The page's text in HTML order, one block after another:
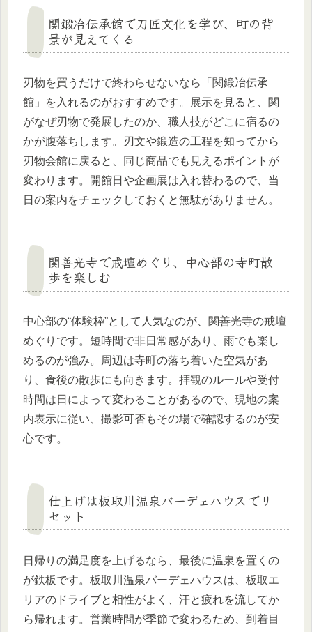
関鍛冶伝承館で刀匠文化を学び、町の背
景が見えてくる
刃物を買うだけで終わらせないなら「関鍛冶伝承
館」を入れるのがおすすめです。展示を見ると、関
がなぜ刃物で発展したのか、職人技がどこに宿るの
かが腹落ちします。刃文や鍛造の工程を知ってから
刃物会館に戻ると、同じ商品でも見えるポイントが
変わります。開館日や企画展は入れ替わるので、当
日の案内をチェックしておくと無駄がありません。
関善光寺で戒壇めぐり、中心部の寺町散
歩を楽しむ
中心部の“体験枠”として人気なのが、関善光寺の戒壇
めぐりです。短時間で非日常感があり、雨でも楽し
めるのが強み。周辺は寺町の落ち着いた空気があ
り、食後の散歩にも向きます。拝観のルールや受付
時間は日によって変わることがあるので、現地の案
内表示に従い、撮影可否もその場で確認するのが安
心です。
仕上げは板取川温泉バーデェハウスでリ
セット
日帰りの満足度を上げるなら、最後に温泉を置くの
が鉄板です。板取川温泉バーデェハウスは、板取エ
リアのドライブと相性がよく、汗と疲れを流してか
ら帰れます。営業時間が季節で変わるため、到着目